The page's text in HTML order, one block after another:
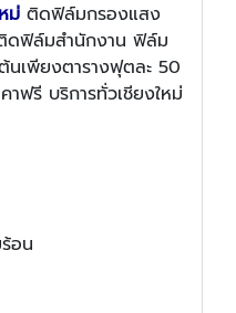
ม่ ติดฟิล์มกรองแสง
ดฟิล์มสำนักงาน ฟิล์ม
นเพียงตารางฟุตละ 50
าฟรี บริการทั่วเชียงใหม่
อน